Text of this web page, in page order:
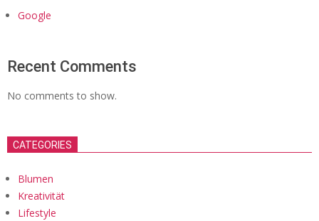
Google
Recent Comments
No comments to show.
CATEGORIES
Blumen
Kreativität
Lifestyle